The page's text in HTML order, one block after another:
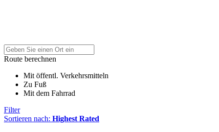
Route berechnen
Mit öffentl. Verkehrsmitteln
Zu Fuß
Mit dem Fahrrad
Filter
Sortieren nach: Highest Rated